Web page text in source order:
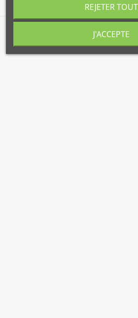
REJETER TOUT
J'ACCEPTE